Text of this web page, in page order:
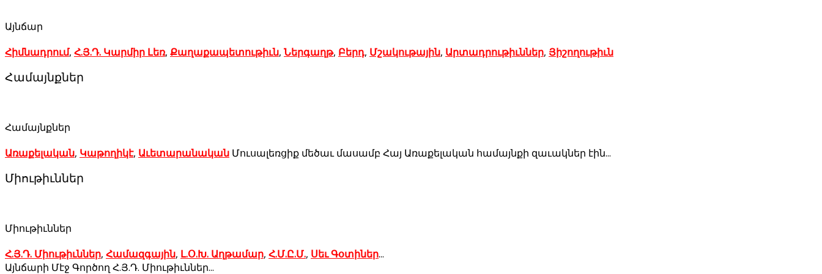
Այնճար
Հիմնադրում, Հ.Յ.Դ. Կարմիր Լեռ, Քաղաքապետութիւն, Ներգաղթ, Բերդ, Մշակութային, Արտադրութիւններ, Յիշողութիւն
Համայնքներ
Համայնքներ
Առաքելական, Կաթողիկէ, Աւետարանական Մուսալեռցիք մեծաւ մասամբ Հայ Առաքելական համայնքի զաւակներ էին...
Միութիւններ
Միութիւններ
Հ.Յ.Դ. Միութիւններ, Համազգային, Լ.Օ.Խ. Աղթամար, Հ.Մ.Ը.Մ., Սեւ Գօտիներ...
Այնճարի Մէջ Գործող Հ.Յ.Դ. Միութիւններ...